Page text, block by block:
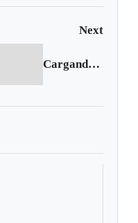
Next
Cargando siguiente...